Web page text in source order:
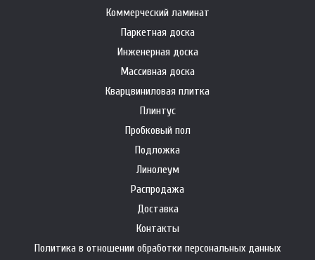
Коммерческий ламинат
Паркетная доска
Инженерная доска
Массивная доска
Кварцвиниловая плитка
Плинтус
Пробковый пол
Подложка
Линолеум
Распродажа
Доставка
Контакты
Политика в отношении обработки персональных данных